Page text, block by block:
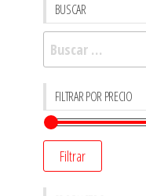
BUSCAR
Buscar:
FILTRAR POR PRECIO
Filtrar